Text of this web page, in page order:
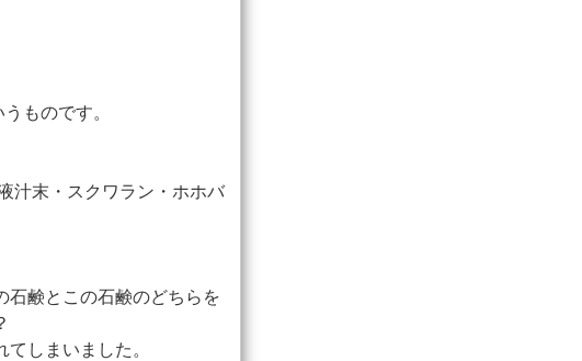
ものです。
汁末・スクワラン・ホホバ
石鹸とこの石鹸のどちらを
しまいました。